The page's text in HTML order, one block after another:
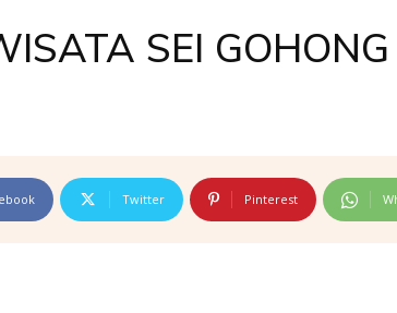
SEI GOHONG
Twitter Pinterest